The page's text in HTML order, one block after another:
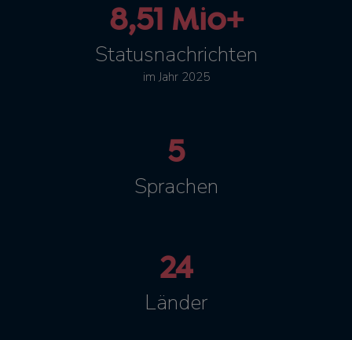
8,51 Mio+
Statusnachrichten
im Jahr 2025
5
Sprachen
24
Länder